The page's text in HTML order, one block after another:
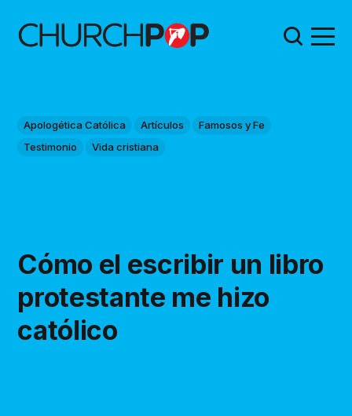
Apologética Católica Artículos
Famosos y Fe
Testimonio
Vida cristiana
Cómo el escribir un libro
protestante me hizo
católico